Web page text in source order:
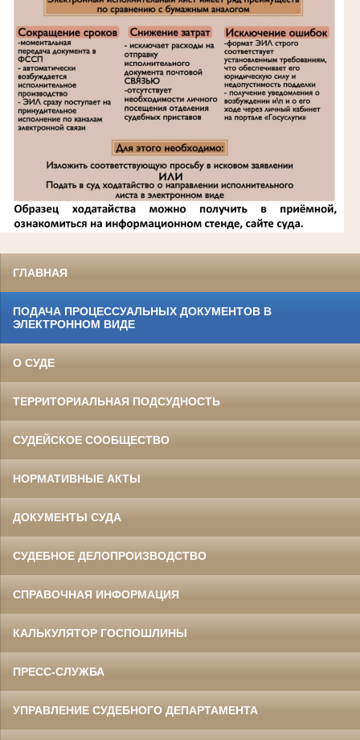
ГЛАВНАЯ
ПОДАЧА ПРОЦЕССУАЛЬНЫХ ДОКУМЕНТОВ В
ЭЛЕКТРОННОМ ВИДЕ
О СУДЕ
ТЕРРИТОРИАЛЬНАЯ ПОДСУДНОСТЬ
СУДЕЙСКОЕ СООБЩЕСТВО
НОРМАТИВНЫЕ АКТЫ
ДОКУМЕНТЫ СУДА
СУДЕБНОЕ ДЕЛОПРОИЗВОДСТВО
СПРАВОЧНАЯ ИНФОРМАЦИЯ
КАЛЬКУЛЯТОР ГОСПОШЛИНЫ
ПРЕСС-СЛУЖБА
УПРАВЛЕНИЕ СУДЕБНОГО ДЕПАРТАМЕНТА